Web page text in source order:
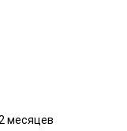
месяцев